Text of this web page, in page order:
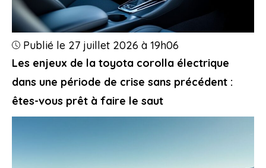
Les enjeux de la toyota corolla électrique
dans une période de crise sans précédent :
êtes-vous prêt à faire le saut
Publié le 27 juillet 2026 à 19h06